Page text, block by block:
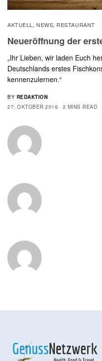
AKTUELL , NEWS, RESTAURANT
Neueröffnung der
„Ihr Lieben, wir laden Euch
Deutschlands erstes
kennenzulernen.“
BY REDAKTION
27. OKTOBER 2016
2 MINS READ